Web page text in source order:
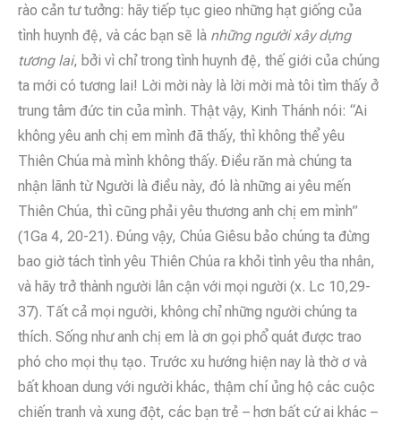
rào cản tư tưởng: hãy tiếp tục gieo những hạt giống của
tình huynh đệ, và các bạn sẽ là những người xây dựng
tương lai, bởi vì chỉ trong tình huynh đệ, thế giới của chúng
ta mới có tương lai! Lời mời này là lời mời mà tôi tìm thấy ở
trung tâm đức tin của mình. Thật vậy, Kinh Thánh nói: “Ai
không yêu anh chị em mình đã thấy, thì không thể yêu
Thiên Chúa mà mình không thấy. Điều răn mà chúng ta
nhận lãnh từ Người là điều này, đó là những ai yêu mến
Thiên Chúa, thì cũng phải yêu thương anh chị em mình”
(1Ga 4, 20-21). Đúng vậy, Chúa Giêsu bảo chúng ta đừng
bao giờ tách tình yêu Thiên Chúa ra khỏi tình yêu tha nhân,
và hãy trở thành người lân cận với mọi người (x. Lc 10,29-
37). Tất cả mọi người, không chỉ những người chúng ta
thích. Sống như anh chị em là ơn gọi phổ quát được trao
phó cho mọi thụ tạo. Trước xu hướng hiện nay là thờ ơ và
bất khoan dung với người khác, thậm chí ủng hộ các cuộc
chiến tranh và xung đột, các bạn trẻ – hơn bất cứ ai khác –